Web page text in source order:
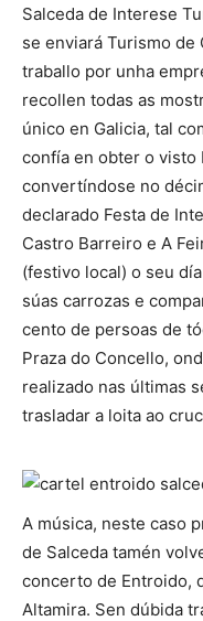
Salceda de Interese
se enviará Turismo de
traballo por unha
recollen todas as
único en Galicia, tal
confía en obter o visto
convertíndose no
declarado Festa de
Castro Barreiro e A
(festivo local) o seu
súas carrozas e
cento de persoas de
Praza do Concello,
realizado nas últimas
trasladar a loita ao
A música, neste caso
de Salceda tamén
concerto de Entroido,
Altamira. Sen dúbida